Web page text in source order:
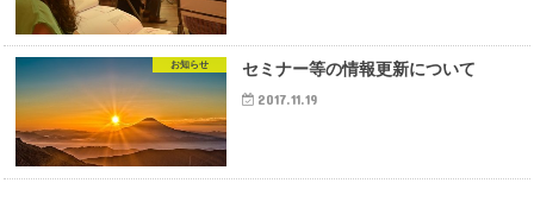
お知らせ セミナー等の情報更新について
2017.11.19